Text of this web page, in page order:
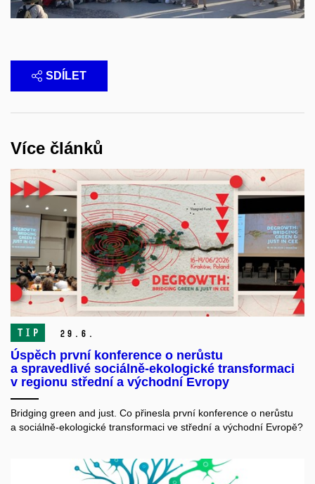
SDÍLET
Více článků
TIP 29. 6.
Úspěch první konference o nerůstu
a spravedlivé sociálně-ekologické transformaci
v regionu střední a východní Evropy
Bridging green and just. Co přinesla první konference o nerůstu
a sociálně-ekologické transformaci ve střední a východní Evropě?